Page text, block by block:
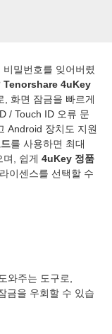
밀번호를 잊어버렸
Tenorshare 4uKey
화면 잠금을 빠르게
/ Touch ID 오류 문
Android 장치도 지원
를 사용하면 최대
, 쉽게 4uKey 정품
이센스를 선택할 수
와주는 도구로,
금을 우회할 수 있습